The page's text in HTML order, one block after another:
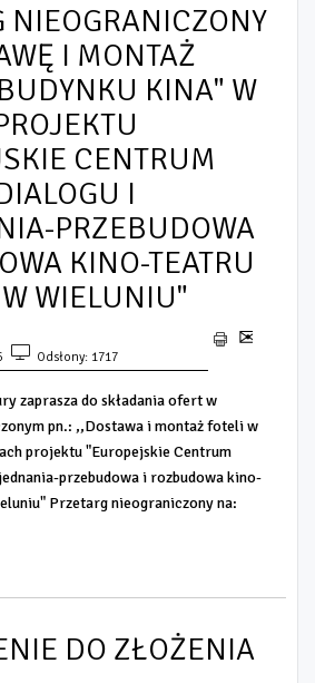
NIEOGRANICZONY
I MONTAŻ
KINA" W
CENTRUM
I
PRZEBUDOWA
KINO-TEATRU
WIELUNIU"
Odsłony: 1717
zaprasza do składania ofert w
pn.: ,,Dostawa i montaż foteli w
projektu "Europejskie Centrum
przebudowa i rozbudowa kino-
Przetarg nieograniczony na:
DO ZŁOŻENIA